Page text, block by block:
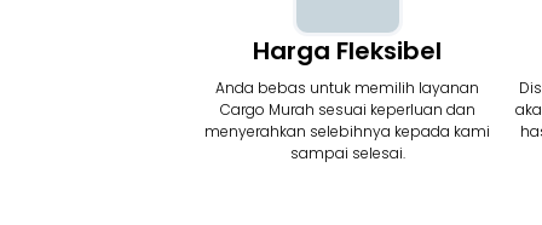
Harga Fleksibel
Anda bebas untuk memilih layanan
Cargo Murah sesuai keperluan dan
menyerahkan selebihnya kepada kami
sampai selesai.